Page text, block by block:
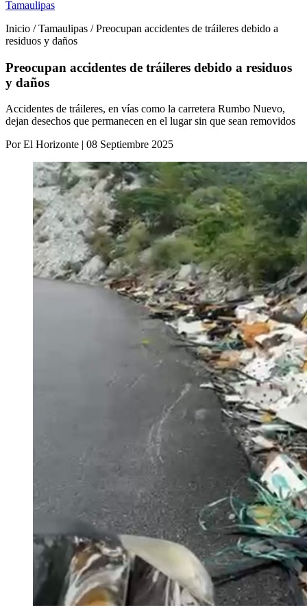
Tamaulipas
Inicio / Tamaulipas / Preocupan accidentes de tráileres debido a
residuos y daños
Preocupan accidentes de tráileres debido a residuos
y daños
Accidentes de tráileres, en vías como la carretera Rumbo Nuevo,
dejan desechos que permanecen en el lugar sin que sean removidos
Por El Horizonte | 08 Septiembre 2025